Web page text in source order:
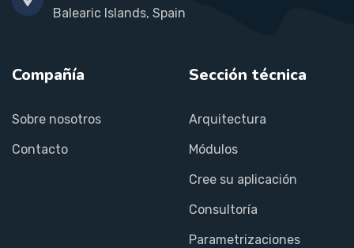
Balearic Islands, Spain
Compañía
Sobre nosotros
Contacto
Sección técnica
Arquitectura
Módulos
Cree su aplicación
Consultoría
Parametrizaciones